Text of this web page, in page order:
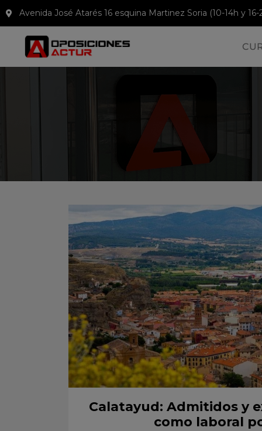
Avenida José Atarés 16 esquina Martinez Soria (10-14h y
Calatayud: Admitidos y
como laboral